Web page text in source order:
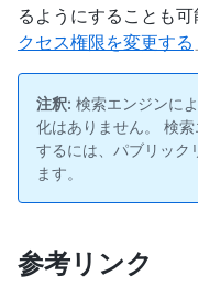
るようにすることも
クセス権限を変更する
注釈: 検索エンジンに
化はありません。 検
するには、パブリック
ます。
参考リンク